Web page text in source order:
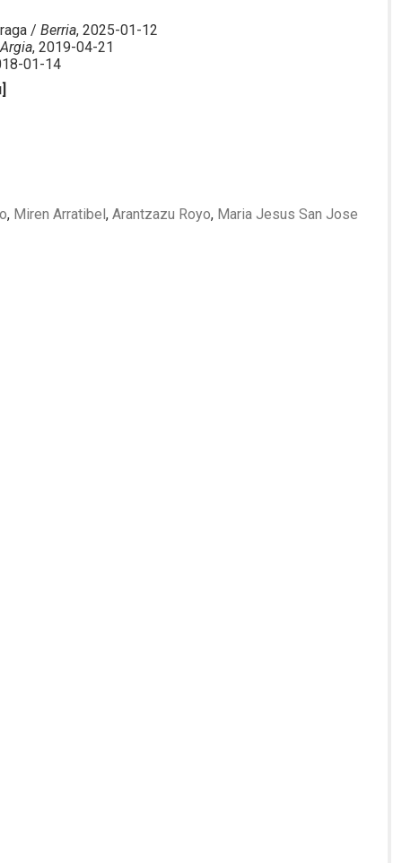
/Berria, 2025-01-12
Argia, 2019-04-21
01-14
, Miren Arratibel,Arantzazu Royo, Maria Jesus San Jose